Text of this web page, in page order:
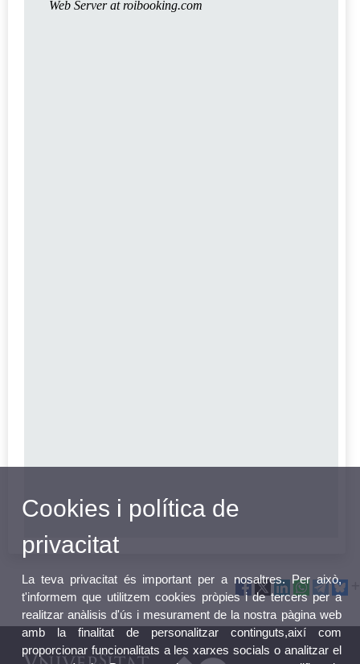
Cookies i política de
privacitat
La teva privacitat és important per a nosaltres. Per això,
t'informem que utilitzem cookies pròpies i de tercers per a
realitzar anàlisis d'ús i mesurament de la nostra pàgina web
amb la finalitat de personalitzar continguts,així com
proporcionar funcionalitats a les xarxes socials o analitzar el